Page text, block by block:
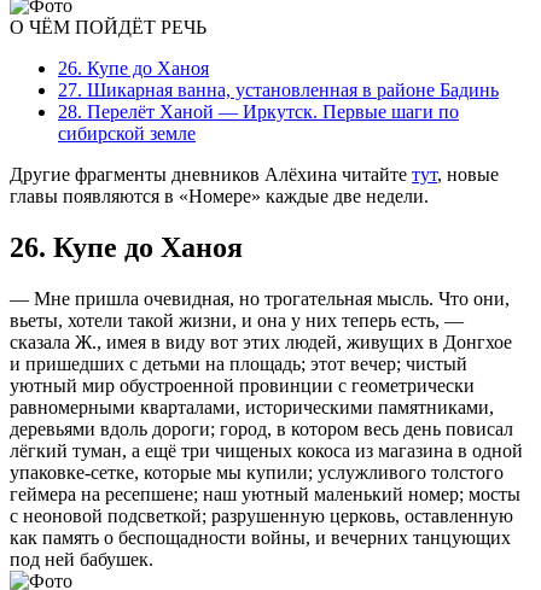
О ЧЁМ ПОЙДЁТ РЕЧЬ
26. Купе до Ханоя
27. Шикарная ванна, установленная в районе Бадинь
28. Перелёт Ханой — Иркутск. Первые шаги по
сибирской земле
Другие фрагменты дневников Алёхина читайте тут, новые
главы появляются в «Номере» каждые две недели.
26. Купе до Ханоя
— Мне пришла очевидная, но трогательная мысль. Что они,
вьеты, хотели такой жизни, и она у них теперь есть, —
сказала Ж., имея в виду вот этих людей, живущих в Донгхое
и пришедших с детьми на площадь; этот вечер; чистый
уютный мир обустроенной провинции с геометрически
равномерными кварталами, историческими памятниками,
деревьями вдоль дороги; город, в котором весь день повисал
лёгкий туман, а ещё три чищеных кокоса из магазина в одной
упаковке-сетке, которые мы купили; услужливого толстого
геймера на ресепшене; наш уютный маленький номер; мосты
с неоновой подсветкой; разрушенную церковь, оставленную
как память о беспощадности войны, и вечерних танцующих
под ней бабушек.